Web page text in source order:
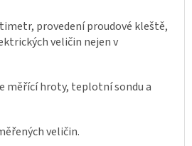
provedení proudové kleště,
veličin nejen v
měřící hroty, teplotní sondu a
veličin.